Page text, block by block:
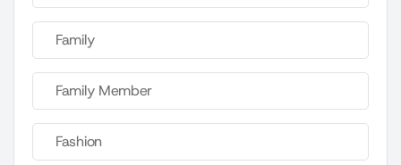
Family
Family Member
Fashion